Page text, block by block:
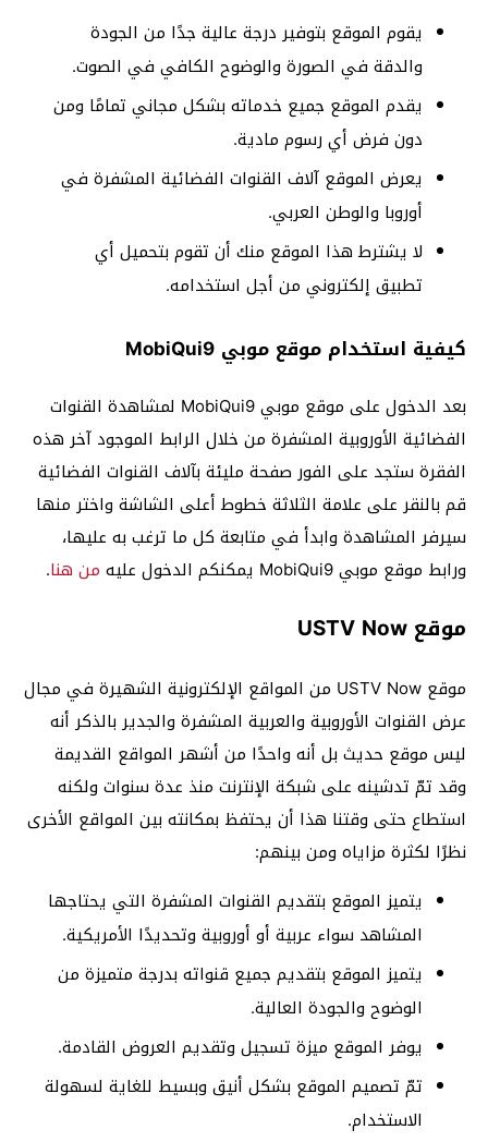
يقوم الموقع بتوفير درجة عالية جدًا من الجودة
والدقة في الصورة والوضوح الكافي في الصوت.
يقدم الموقع جميع خدماته بشكل مجاني تمامًا ومن
دون فرض أي رسوم مادية.
يعرض الموقع آلاف القنوات الفضائية المشفرة في
أوروبا والوطن العربي.
لا يشترط هذا الموقع منك أن تقوم بتحميل أي
تطبيق إلكتروني من أجل استخدامه.
كيفية استخدام موقع موبي MobiQui9
بعد الدخول على موقع موبي MobiQui9 لمشاهدة القنوات
الفضائية الأوروبية المشفرة من خلال الرابط الموجود آخر هذه
الفقرة ستجد على الفور صفحة مليئة بآلاف القنوات الفضائية
قم بالنقر على علامة الثلاثة خطوط أعلى الشاشة واختر منها
سيرفر المشاهدة وابدأ في متابعة كل ما ترغب به عليها،
ورابط موقع موبي MobiQui9 يمكنكم الدخول عليه
من هنا.
موقع USTV Now
موقع USTV Now من المواقع الإلكترونية الشهيرة في مجال
عرض القنوات الأوروبية والعربية المشفرة والجدير بالذكر أنه
ليس موقع حديث بل أنه واحدًا من أشهر المواقع القديمة
وقد تمّ تدشينه على شبكة الإنترنت منذ عدة سنوات ولكنه
استطاع حتى وقتنا هذا أن يحتفظ بمكانته بين المواقع الأخرى
نظرًا لكثرة مزاياه ومن بينهم:
يتميز الموقع بتقديم القنوات المشفرة التي يحتاجها
المشاهد سواء عربية أو أوروبية وتحديدًا الأمريكية.
يتميز الموقع بتقديم جميع قنواته بدرجة متميزة من
الوضوح والجودة العالية.
يوفر الموقع ميزة تسجيل وتقديم العروض القادمة.
تمّ تصميم الموقع بشكل أنيق وبسيط للغاية لسهولة
الاستخدام.